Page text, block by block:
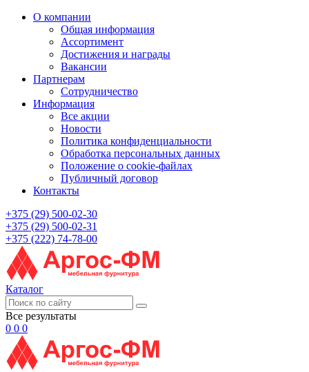
О компании
Общая информация
Ассортимент
Достижения и награды
Вакансии
Партнерам
Сотрудничество
Информация
Все акции
Новости
Политика конфиденциальности
Обработка персональных данных
Положение о cookie-файлах
Публичный договор
Контакты
+375 (29) 500-02-30
+375 (29) 500-02-31
+375 (222) 74-78-00
Каталог
Все результаты
0 0 0